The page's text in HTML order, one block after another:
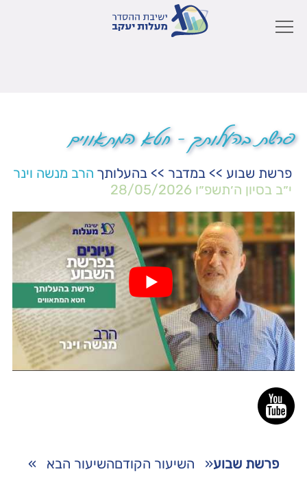
פרשת בהעלותך – חטא המתאווים
פרשת שבוע >> במדבר >> בהעלותך הרב מנשה וינר
י״ב בסיון ה׳תשפ״ו 28/05/2026
פרשת שבוע« השיעור הקודםהשיעור הבא »